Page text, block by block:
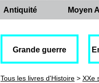
Antiquité Moyen
Grande guerre
Tous les livres d'Histoire > XXe